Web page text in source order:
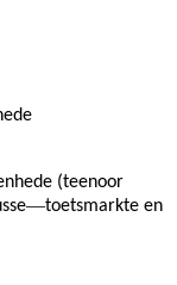
(teenoor
—toetsmarkte en